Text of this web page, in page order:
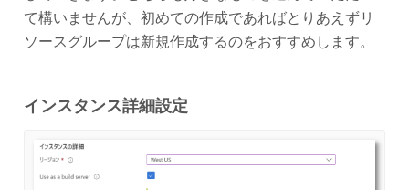
て構いませんが、初めての作成であればとりあえずリ
ソースグループは新規作成するのをおすすめします。
インスタンス詳細設定